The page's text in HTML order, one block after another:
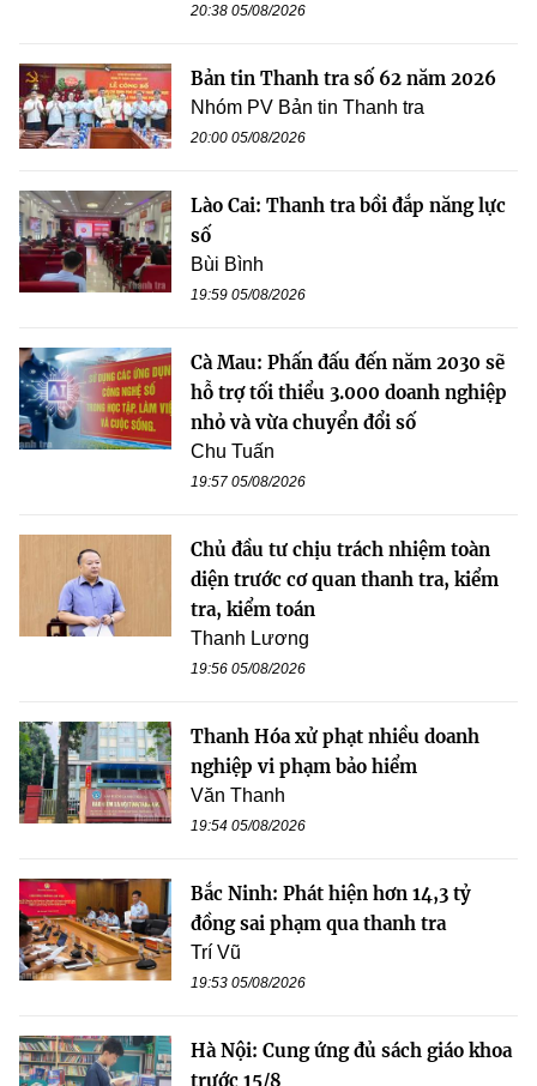
20:38 05/08/2026
Bản tin Thanh tra số 62 năm 2026
Nhóm PV Bản tin Thanh tra
20:00 05/08/2026
Lào Cai: Thanh tra bồi đắp năng lực
số
Bùi Bình
19:59 05/08/2026
Cà Mau: Phấn đấu đến năm 2030 sẽ
hỗ trợ tối thiểu 3.000 doanh nghiệp
nhỏ và vừa chuyển đổi số
Chu Tuấn
19:57 05/08/2026
Chủ đầu tư chịu trách nhiệm toàn
diện trước cơ quan thanh tra, kiểm
tra, kiểm toán
Thanh Lương
19:56 05/08/2026
Thanh Hóa xử phạt nhiều doanh
nghiệp vi phạm bảo hiểm
Văn Thanh
19:54 05/08/2026
Bắc Ninh: Phát hiện hơn 14,3 tỷ
đồng sai phạm qua thanh tra
Trí Vũ
19:53 05/08/2026
Hà Nội: Cung ứng đủ sách giáo khoa
trước 15/8